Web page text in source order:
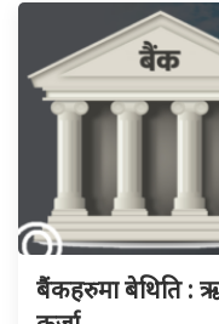
बैंकहरुमा बेथिति :